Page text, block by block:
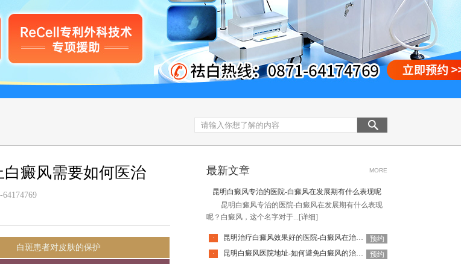
癜风需要如何医治
白斑患者对皮肤的保护
最新文章 MORE
昆明白癜风专治的医院-白癜风在发展期有什么表现呢
昆明白癜风专治的医院-白癜风在发展期有什么表现
呢？白癜风，这个名字对于... [详细]
· 昆明治疗白癜风效果好的医院-白癜风在治疗时应该注意什么
预约
·
昆明白癜风医院地址-如何避免白癜风的治疗误区
预约